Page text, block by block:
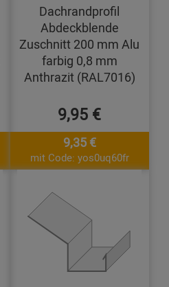
Dachrandprofil
Abdeckblende
Zuschnitt 200 mm Alu
farbig 0,8 mm
Anthrazit (RAL7016)
9,95 €
9,35 €
mit Code: yos0uq60fr